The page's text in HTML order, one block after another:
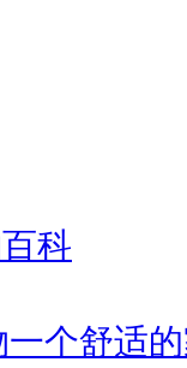
科
个舒适